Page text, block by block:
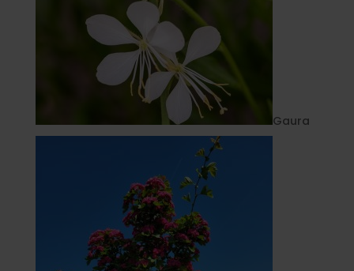
Gaura